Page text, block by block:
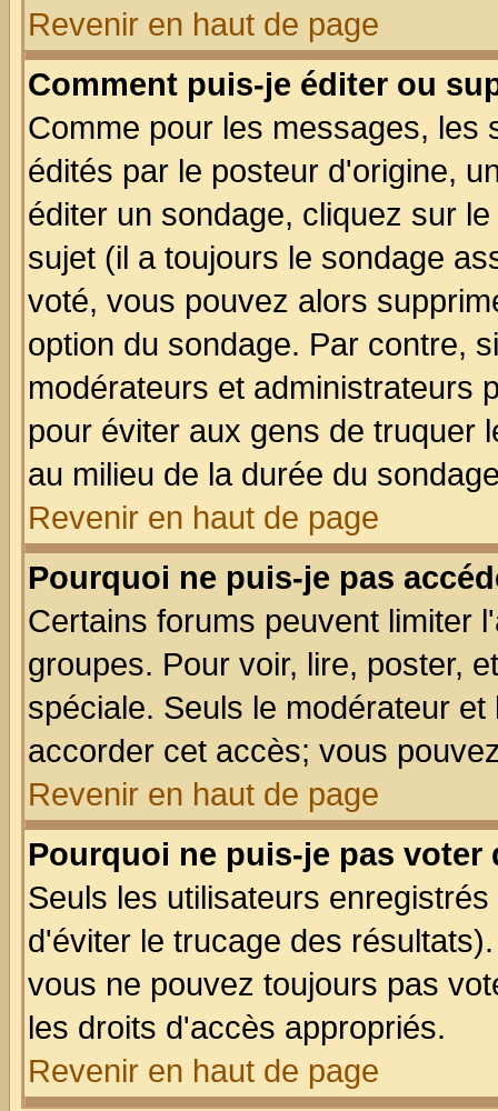
Revenir en haut de page
Comment puis-je éditer ou
Comme pour les messages, les
édités par le posteur d'origine,
éditer un sondage, cliquez sur
sujet (il a toujours le sondage
voté, vous pouvez alors
option du sondage. Par contre,
modérateurs et administrateurs
pour éviter aux gens de truquer
au milieu de la durée du
Revenir en haut de page
Pourquoi ne puis-je pas
Certains forums peuvent limiter
groupes. Pour voir, lire, poster,
spéciale. Seuls le modérateur
accorder cet accès; vous
Revenir en haut de page
Pourquoi ne puis-je pas voter
Seuls les utilisateurs
d'éviter le trucage des
vous ne pouvez toujours pas
les droits d'accès appropriés.
Revenir en haut de page